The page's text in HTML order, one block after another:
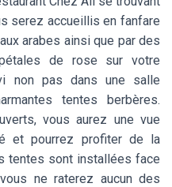
serez accueillis en fanfare
arabes ainsi que par des
de rose sur votre
non pas dans une salle
tentes berbères.
vous aurez une vue
et pourrez profiter de la
tentes sont installées face
ne raterez aucun des